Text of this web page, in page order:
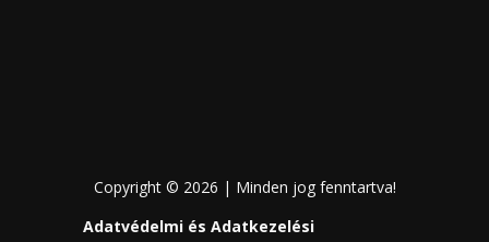
Copyright © 2026 | Minden jog fenntartva!
Adatvédelmi és Adatkezelési